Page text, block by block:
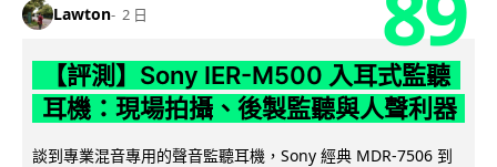
Lawton 2 日
【評測】Sony IER-M500 入耳式監聽
耳機：現場拍攝、後製監聽與人聲利器
談到專業混音專用的聲音監聽耳機，Sony 經典 MDR-7506 到